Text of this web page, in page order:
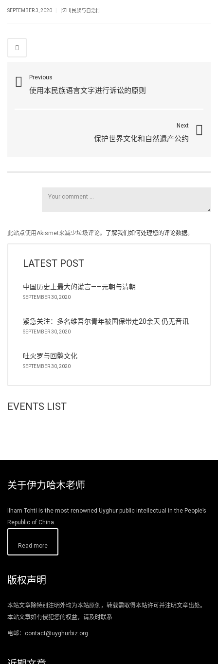
SEPTEMBER 3, 2020 [:ZH]民族与自治[:]
Previous
使用本民族语言文字进行诉讼的原则
Next
保护世界文化和自然遗产公约
此站点使用Akismet来减少垃圾评论。 了解我们如何处理您的评论数据。
LATEST POST
中国历史上最大的谎言——元朝与清朝
SEPTEMBER 30, 2020
紧急关注：多名维吾尔青年被国保带走20余天 仍无音讯
SEPTEMBER 30, 2020
吐火罗与回鹘文化
SEPTEMBER 30, 2020
EVENTS LIST
关于伊力哈木老师
Ilham Tohti is the most renowned Uyghur public intellectual in the People’s
Republic of China.
Read more
版权声明
本站文章除特别注明外均为本站原创，转载需取得本站许可并注明文章出处。
本站文章如有侵犯您的权益，请及时联系.
电邮：contact@uyghurbiz.org